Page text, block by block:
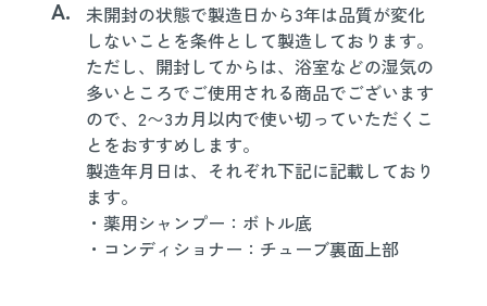
A.
未開封の状態で製造日から3年は品質が変化
しないことを条件として製造しております。
ただし、開封してからは、浴室などの湿気の
多いところでご使用される商品でございます
ので、2〜3カ月以内で使い切っていただくこ
とをおすすめします。
製造年月日は、それぞれ下記に記載しており
ます。
・薬用シャンプー：ボトル底
・コンディショナー：チューブ裏面上部